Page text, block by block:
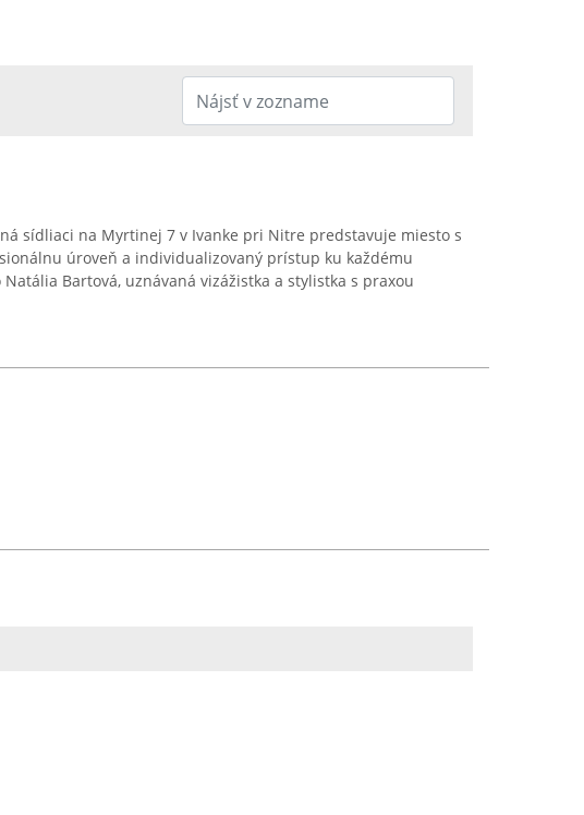
sídliaci na Myrtinej 7 v Ivanke pri Nitre predstavuje miesto s
úroveň a individualizovaný prístup ku každému
Bartová, uznávaná vizážistka a stylistka s praxou